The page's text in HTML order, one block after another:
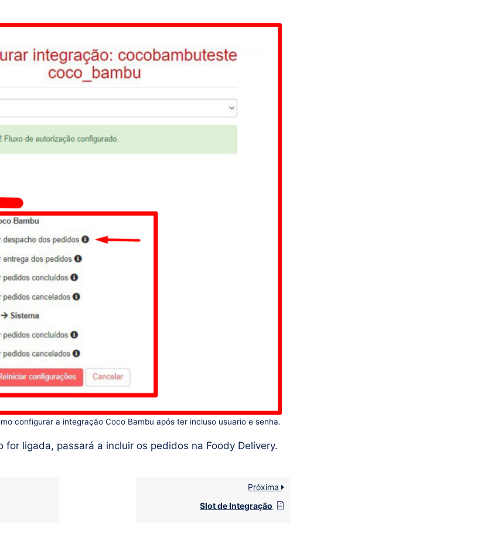
configurar a integração Coco Bambu após ter incluso usuario e senha.
for ligada, passará a incluir os pedidos na Foody Delivery.
Próxima
Slot de Integração